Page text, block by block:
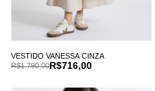
VESTIDO VANESSA CINZA
R$716,00
R$1.790,00